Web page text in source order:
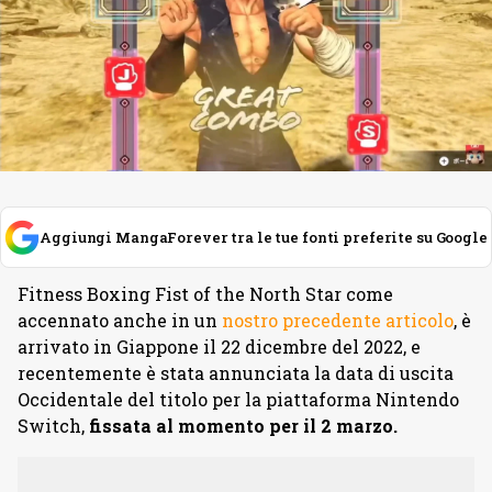
Aggiungi MangaForever tra le tue fonti preferite su Google
Fitness Boxing Fist of the North Star come
accennato anche in un nostro precedente articolo, è
arrivato in Giappone il 22 dicembre del 2022, e
recentemente è stata annunciata la data di uscita
Occidentale del titolo per la piattaforma Nintendo
Switch, fissata al momento per il 2 marzo.